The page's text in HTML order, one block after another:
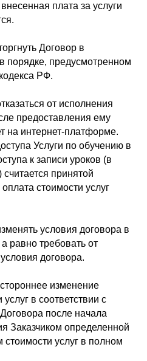
плата за услуги
Договор в
порядке, предусмотренном
РФ.
от исполнения
предоставления ему
на интернет-платформе.
Услуги по обучению в
к записи уроков (в
принятой
стоимости услуг
условия договора в
равно требовать от
договора.
изменение
в соответствии с
после начала
Заказчиком определенной
услуг в полном